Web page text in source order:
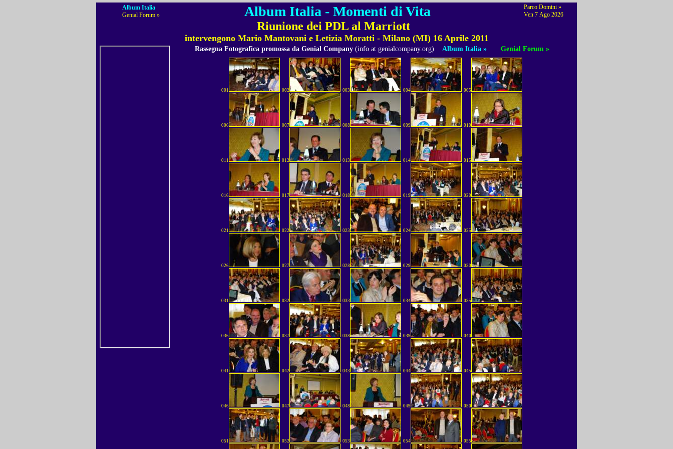
Album Italia
Genial Forum »
Album Italia - Momenti di Vita
Parco Domini »
Ven 7 Ago 2026
Riunione dei PDL al Marriott
intervengono Mario Mantovani e Letizia Moratti - Milano (MI) 16 Aprile 2011
Rassegna Fotografica promossa da Genial Company(info at genialcompany.org) Album Italia » Genial Forum »
001 002 003 004 005
006 007 008 009 010
011 012 013 014 015
016 017 018 019 020
021 022 023 024 025
026 027 028 029 030
031 032 033 034 035
036 037 038 039 040
041 042 043 044 045
046 047 048 049 050
051 052 053 054 055